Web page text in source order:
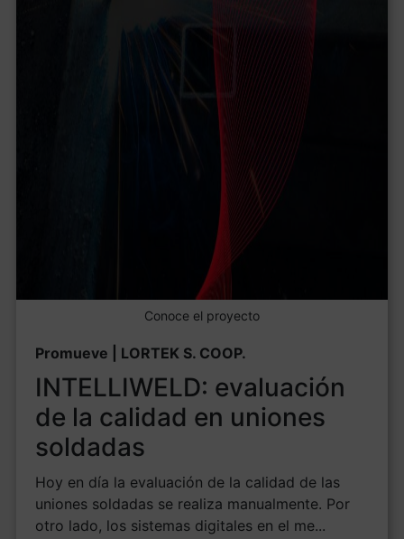
Conoce el proyecto
Promueve | LORTEK S. COOP.
INTELLIWELD: evaluación
de la calidad en uniones
soldadas
Hoy en día la evaluación de la calidad de las
uniones soldadas se realiza manualmente. Por
otro lado, los sistemas digitales en el me...